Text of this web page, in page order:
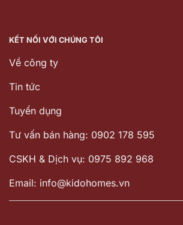
KẾT NỐI VỚI CHÚNG TÔI
Về công ty
Tin tức
Tuyển dụng
Tư vấn bán hàng: 0902 178 595
CSKH & Dịch vụ: 0975 892 968
Email: info@kidohomes.vn